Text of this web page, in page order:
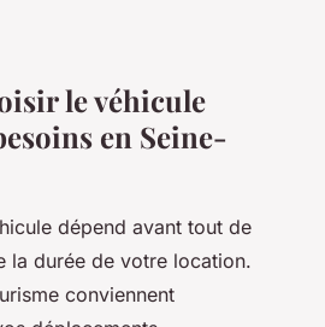
le véhicule
en Seine-
dépend avant tout de
la durée de votre location.
conviennent